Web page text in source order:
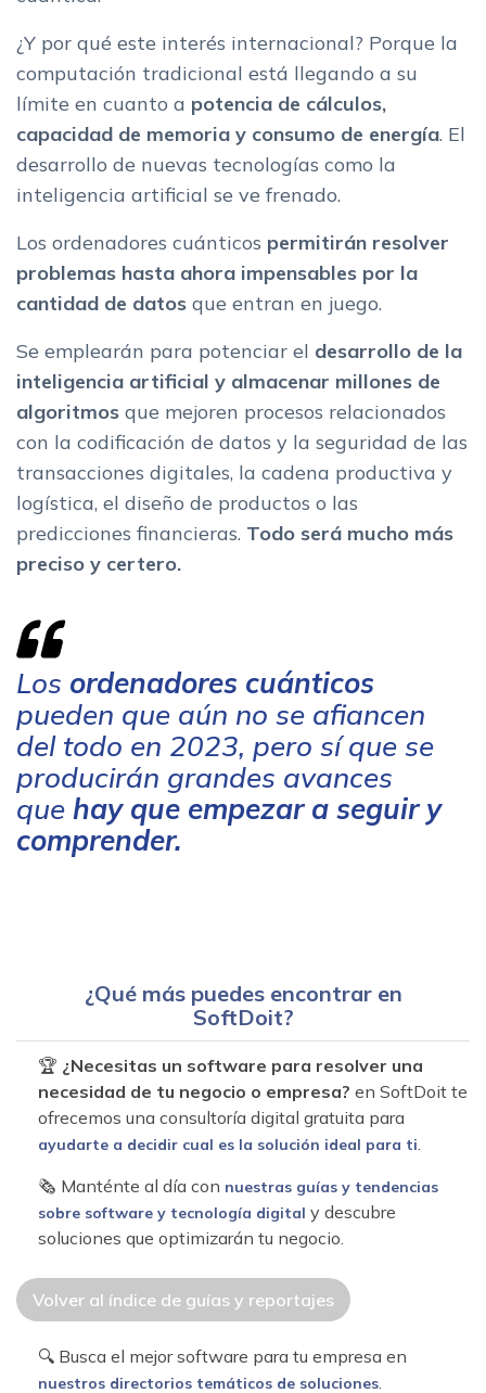
¿Y por qué este interés internacional? Porque la
computación tradicional está llegando a su
límite en cuanto a potencia de cálculos,
capacidad de memoria y consumo de energía. El
desarrollo de nuevas tecnologías como la
inteligencia artificial se ve frenado.
Los ordenadores cuánticos permitirán resolver
problemas hasta ahora impensables por la
cantidad de datos que entran en juego.
Se emplearán para potenciar el desarrollo de la
inteligencia artificial y almacenar millones de
algoritmos que mejoren procesos relacionados
con la codificación de datos y la seguridad de las
transacciones digitales, la cadena productiva y
logística, el diseño de productos o las
predicciones financieras. Todo será mucho más
preciso y certero.
Los ordenadores cuánticos
pueden que aún no se afiancen
del todo en 2023, pero sí que se
producirán grandes avances
que hay que empezar a seguir y
comprender.
¿Qué más puedes encontrar en
SoftDoit?
🏆 ¿Necesitas un software para resolver una
necesidad de tu negocio o empresa? en SoftDoit te
ofrecemos una consultoría digital gratuita para
ayudarte a decidir cual es la solución ideal para ti.
🗞 Manténte al día con nuestras guías y tendencias
sobre software y tecnología digital y descubre
soluciones que optimizarán tu negocio.
Volver al índice de guías y reportajes
🔍 Busca el mejor software para tu empresa en
nuestros directorios temáticos de soluciones.